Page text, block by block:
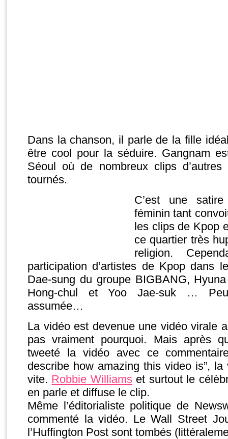
Dans la chanson, il parle de la fille
être cool pour la séduire. Gangnam
Séoul où de nombreux clips
tournés.
C’est une
féminin tant
les clips de Kpop
ce quartier très
religion.
participation d’artistes de Kpop dans
Dae-sung du groupe BIGBANG,
Hong-chul et Yoo Jae-suk …
assumée…
La vidéo est devenue une vidéo virale
pas vraiment pourquoi. Mais après
tweeté la vidéo avec ce
describe how amazing this video is”, la
vite. Robbie Williamset surtout le
en parle et diffuse le clip.
Même l’éditorialiste politique de
commenté la vidéo. Le Wall Street
l’Huffington Post sont tombés